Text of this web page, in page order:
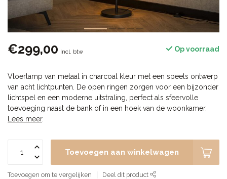
€299,00 Incl. btw Op voorraad
Vloerlamp van metaal in charcoal kleur met een speels ontwerp
van acht lichtpunten. De open ringen zorgen voor een bijzonder
lichtspel en een moderne uitstraling, perfect als sfeervolle
toevoeging naast de bank of in een hoek van de woonkamer.
Lees meer.
Toevoegen aan winkelwagen
Toevoegen om te vergelijken Deel dit product